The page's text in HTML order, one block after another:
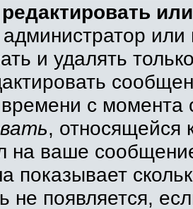
и удалять
времени с момента
, относящейся
на ваше
показывает
не появляется,